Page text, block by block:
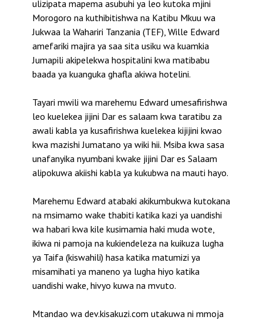
ulizipata mapema asubuhi ya leo kutoka mjini
Morogoro na kuthibitishwa na Katibu Mkuu wa
Jukwaa la Wahariri Tanzania (TEF), Wille Edward
amefariki majira ya saa sita usiku wa kuamkia
Jumapili akipelekwa hospitalini kwa matibabu
baada ya kuanguka ghafla akiwa hotelini.
Tayari mwili wa marehemu Edward umesafirishwa
leo kuelekea jijini Dar es salaam kwa taratibu za
awali kabla ya kusafirishwa kuelekea kijijini kwao
kwa mazishi Jumatano ya wiki hii. Msiba kwa sasa
unafanyika nyumbani kwake jijini Dar es Salaam
alipokuwa akiishi kabla ya kukubwa na mauti hayo.
Marehemu Edward atabaki akikumbukwa kutokana
na msimamo wake thabiti katika kazi ya uandishi
wa habari kwa kile kusimamia haki muda wote,
ikiwa ni pamoja na kukiendeleza na kuikuza lugha
ya Taifa (kiswahili) hasa katika matumizi ya
misamihati ya maneno ya lugha hiyo katika
uandishi wake, hivyo kuwa na mvuto.
Mtandao wa dev.kisakuzi.com utakuwa ni mmoja